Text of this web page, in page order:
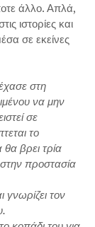
άλλο. Απλά,
ιστορίες και
σε εκείνες
στη
να μην
σε
το
βρει τρία
προστασία
γνωρίζει τον